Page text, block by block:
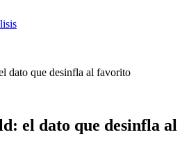
dato que desinfla al favorito
el dato que desinfla al